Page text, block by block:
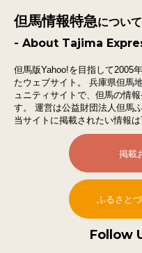
但馬情報特急について
- About Tajima
但馬版Yahoo!を目指して2005
たウェブサイト。
兵庫県但馬
ュニティサイトで、 但馬の情
す。
運営は公益財団法人但馬
当サイトに掲載されたい情報
掲載
ふるさと
Follow